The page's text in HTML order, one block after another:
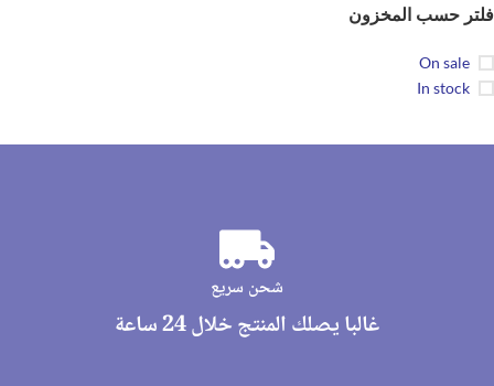
فلتر حسب المخزون
On sale
In stock
شحن سريع
غالبا يصلك المنتج خلال 24 ساعة